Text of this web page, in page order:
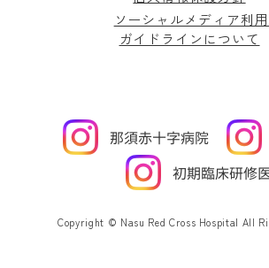
ソーシャルメディア利
ガイドラインについて
Copyright © Nasu Red Cross Hospital All